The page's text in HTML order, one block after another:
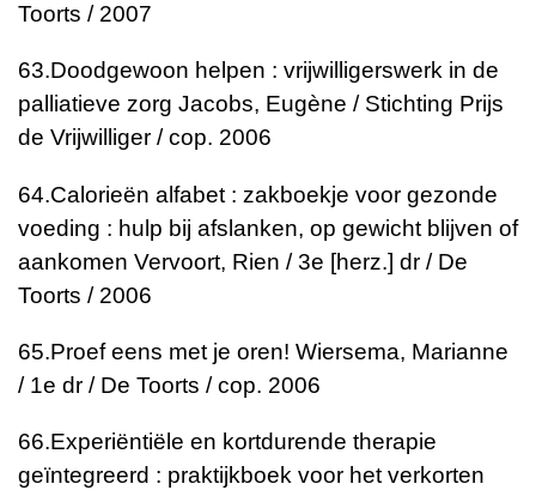
Toorts / 2007
63.Doodgewoon helpen : vrijwilligerswerk in de
palliatieve zorg Jacobs, Eugène / Stichting Prijs
de Vrijwilliger / cop. 2006
64.Calorieën alfabet : zakboekje voor gezonde
voeding : hulp bij afslanken, op gewicht blijven of
aankomen Vervoort, Rien / 3e [herz.] dr / De
Toorts / 2006
65.Proef eens met je oren! Wiersema, Marianne
/ 1e dr / De Toorts / cop. 2006
66.Experiëntiële en kortdurende therapie
geïntegreerd : praktijkboek voor het verkorten